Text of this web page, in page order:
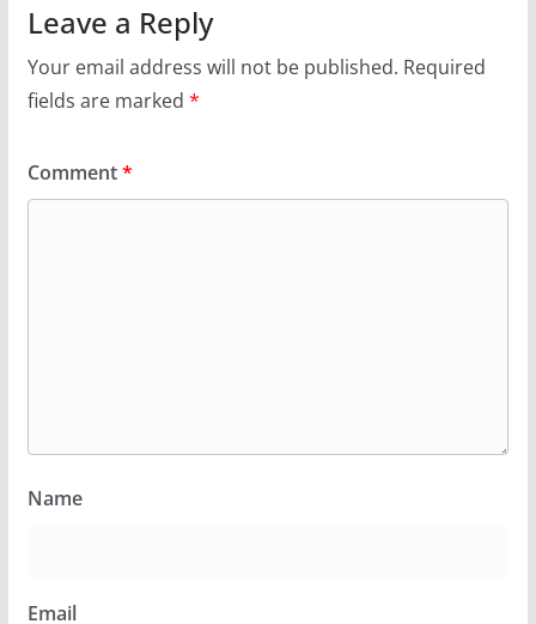
Leave a Reply
Your email address will not be published. Required
fields are marked *
Comment*
Name
Email